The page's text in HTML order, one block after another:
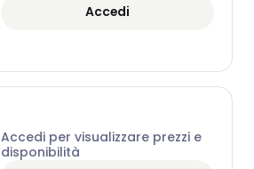
Accedi
Accedi per visualizzare prezzi e
disponibilità